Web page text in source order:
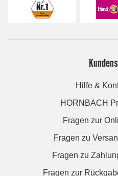
Hilfe &
HORNBACH
Fragen zur
Fragen zu
Fragen zu
Fragen zur